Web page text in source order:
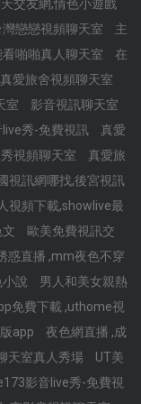
交友網,情色小遊戲
灣戀戀視頻聊天室
主
看啪啪真人聊天室
在
真愛旅舍視頻聊天室
室 影音視訊聊天室
live秀-免費視訊
真愛
視頻聊天室
真愛旅
視訊網哪找,後宮視訊
視頻下載,showlive最
歐美免費視訊交
惑直播 ,mm夜色不穿
說
男人和美女親熱
免費下載 ,uthome視
app
夜色網直播 ,成
天室真人秀場
UT美
影音live秀-免費視